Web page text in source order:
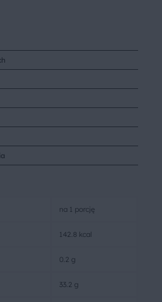
na 1 porcję
142.8 kcal
0.2 g
33.2 g